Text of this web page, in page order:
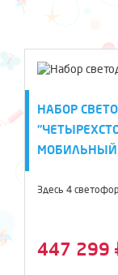
НАБОР
МОБИЛЬНЫЙ
Здесь 4
447 299